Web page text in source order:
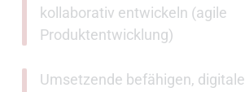
kollaborativ entwickeln (agile
Produktentwicklung)
Umsetzende befähigen, digitale